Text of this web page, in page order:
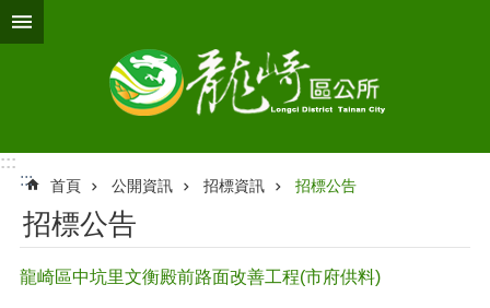
跳到主要內容區塊
:::
:::
首頁 公開資訊 招標資訊 招標公告
招標公告
龍崎區中坑里文衡殿前路面改善工程(市府供料)